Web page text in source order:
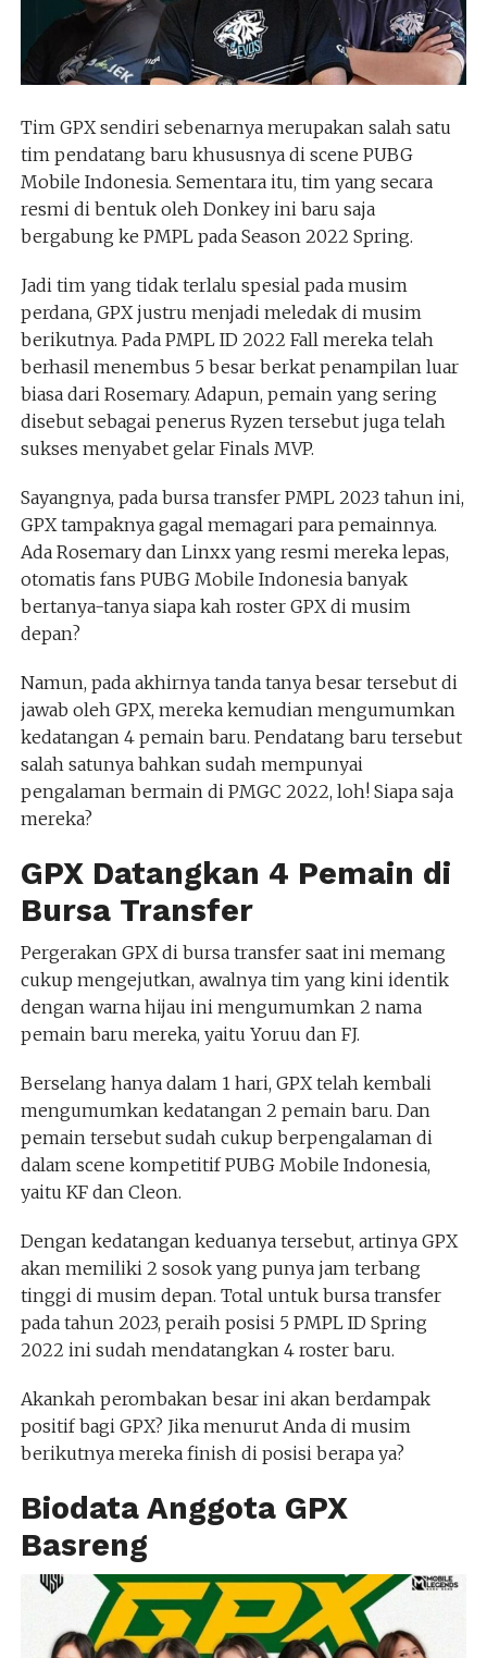
Tim GPX sendiri sebenarnya merupakan salah satu
tim pendatang baru khususnya di scene PUBG
Mobile Indonesia. Sementara itu, tim yang secara
resmi di bentuk oleh Donkey ini baru saja
bergabung ke PMPL pada Season 2022 Spring.
Jadi tim yang tidak terlalu spesial pada musim
perdana, GPX justru menjadi meledak di musim
berikutnya. Pada PMPL ID 2022 Fall mereka telah
berhasil menembus 5 besar berkat penampilan luar
biasa dari Rosemary. Adapun, pemain yang sering
disebut sebagai penerus Ryzen tersebut juga telah
sukses menyabet gelar Finals MVP.
Sayangnya, pada bursa transfer PMPL 2023 tahun ini,
GPX tampaknya gagal memagari para pemainnya.
Ada Rosemary dan Linxx yang resmi mereka lepas,
otomatis fans PUBG Mobile Indonesia banyak
bertanya-tanya siapa kah roster GPX di musim
depan?
Namun, pada akhirnya tanda tanya besar tersebut di
jawab oleh GPX, mereka kemudian mengumumkan
kedatangan 4 pemain baru. Pendatang baru tersebut
salah satunya bahkan sudah mempunyai
pengalaman bermain di PMGC 2022, loh! Siapa saja
mereka?
GPX Datangkan 4 Pemain di
Bursa Transfer
Pergerakan GPX di bursa transfer saat ini memang
cukup mengejutkan, awalnya tim yang kini identik
dengan warna hijau ini mengumumkan 2 nama
pemain baru mereka, yaitu Yoruu dan FJ.
Berselang hanya dalam 1 hari, GPX telah kembali
mengumumkan kedatangan 2 pemain baru. Dan
pemain tersebut sudah cukup berpengalaman di
dalam scene kompetitif PUBG Mobile Indonesia,
yaitu KF dan Cleon.
Dengan kedatangan keduanya tersebut, artinya GPX
akan memiliki 2 sosok yang punya jam terbang
tinggi di musim depan. Total untuk bursa transfer
pada tahun 2023, peraih posisi 5 PMPL ID Spring
2022 ini sudah mendatangkan 4 roster baru.
Akankah perombakan besar ini akan berdampak
positif bagi GPX? Jika menurut Anda di musim
berikutnya mereka finish di posisi berapa ya?
Biodata Anggota GPX
Basreng